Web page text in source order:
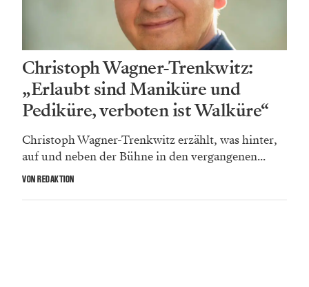
Christoph Wagner-Trenkwitz:
„Erlaubt sind Maniküre und
Pediküre, verboten ist Walküre“
Christoph Wagner-Trenkwitz erzählt, was hinter,
auf und neben der Bühne in den vergangenen...
VON REDAKTION